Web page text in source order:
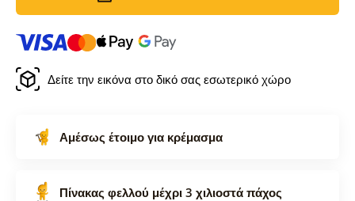
Δείτε την εικόνα στο δικό σας εσωτερικό χώρο
Αμέσως έτοιμο για κρέμασμα
Πίνακας φελλού μέχρι 3 χιλιοστά πάχος